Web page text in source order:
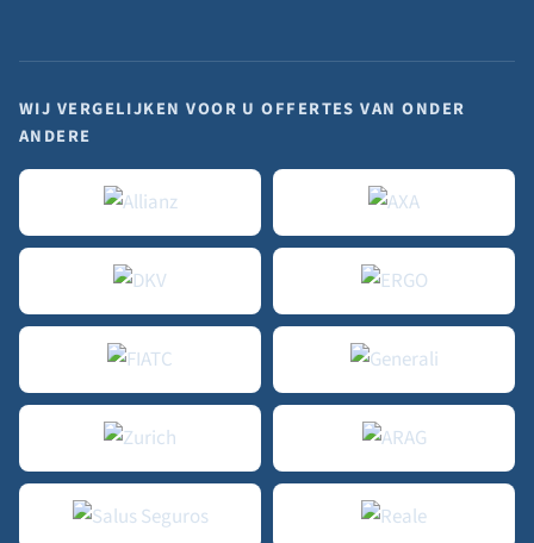
WIJ VERGELIJKEN VOOR U OFFERTES VAN ONDER
ANDERE